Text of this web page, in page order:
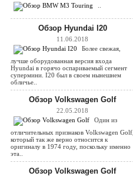
Обзор Hyundai I20
11.06.2018
Более свежая,
лучше оборудованная версия входа
Hyundai в горячо оспариваемый сегмент
супермини. I20 был в своем нынешнем
обличье..
Обзор Volkswagen Golf
22.05.2018
Один из
отличительных признаков Volkswagen Golf,
который так же верно относится к
оригиналу в 1974 году, поскольку именно
эта..
Обзор Volkswagen Golf